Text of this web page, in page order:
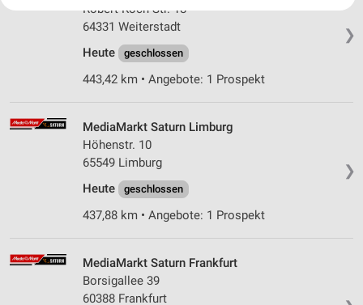
❯
Robert-Koch-Str. 18
64331 Weiterstadt
Heute
geschlossen
443,42 km • Angebote: 1 Prospekt
❯
MediaMarkt Saturn Limburg
Höhenstr. 10
65549 Limburg
Heute
geschlossen
437,88 km • Angebote: 1 Prospekt
MediaMarkt Saturn Frankfurt
Borsigallee 39
60388 Frankfurt
Website/App.
Wir nutzen Ihre Daten für folgende Zwecke:
IAB-Verarbeitungszwecke:
Verwendung reduzierter Daten zur Auswahl von
Werbeanzeigen
Erstellung von Profilen für personalisierte
personalisierter Werbung
Erstellung von Profilen zur Personalisierung